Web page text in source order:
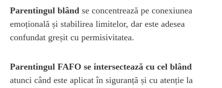
Parentingul blând se concentrează pe conexiunea
emoțională și stabilirea limitelor, dar este adesea
confundat greșit cu permisivitatea.
Parentingul FAFO se intersectează cu cel blând
atunci când este aplicat în siguranță și cu atenție la